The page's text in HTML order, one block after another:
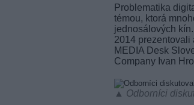
Problematika
témou, ktorá
jednosálových
2014
MEDIA Desk
Company Ivan
▲ Odborníci